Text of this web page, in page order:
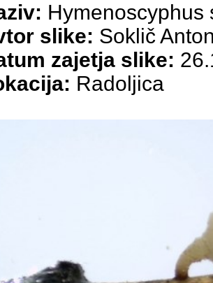
Hymenoscyphus
slike: Soklič
zajetja slike:
Radoljica